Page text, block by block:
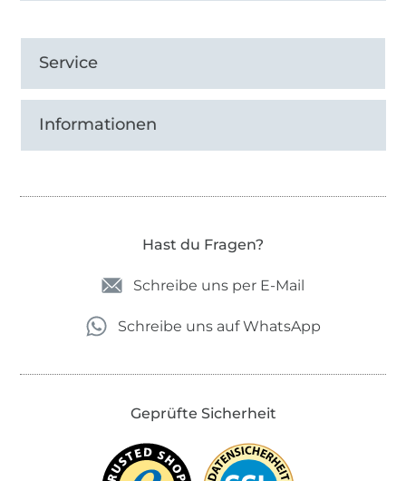
Service
Informationen
Hast du Fragen?
Schreibe uns per E-Mail
Schreibe uns auf WhatsApp
Geprüfte Sicherheit